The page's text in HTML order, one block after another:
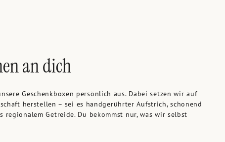
an dich
Geschenkboxen persönlich aus. Dabei setzen wir auf
herstellen – sei es handgerührter Aufstrich, schonend
regionalem Getreide. Du bekommst nur, was wir selbst